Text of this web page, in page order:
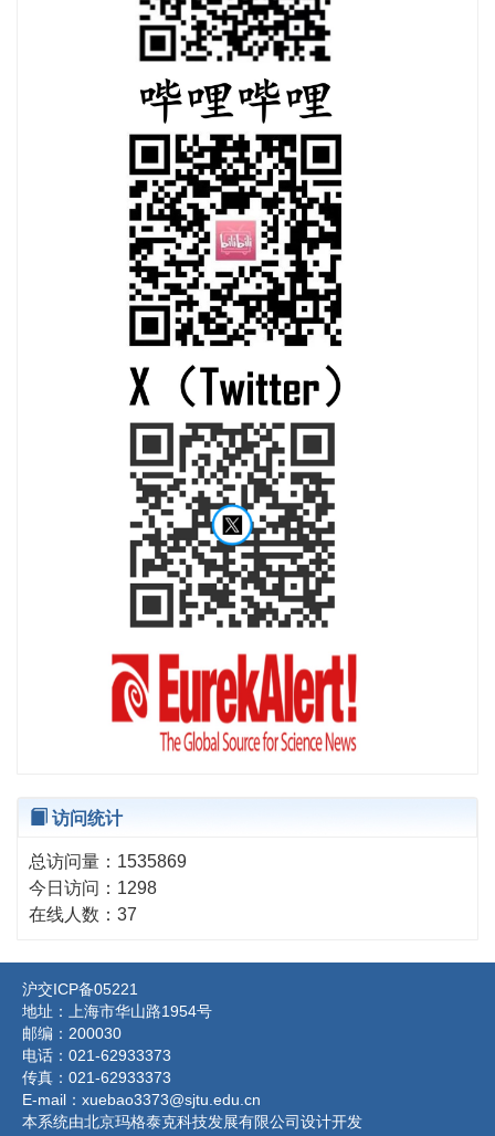
访问统计
总访问量： 1535869
今日访问： 1298
在线人数： 37
沪交ICP备05221
地址：上海市华山路1954号
邮编：200030
电话：021-62933373
传真：021-62933373
E-mail：xuebao3373@sjtu.edu.cn
本系统由北京玛格泰克科技发展有限公司设计开发